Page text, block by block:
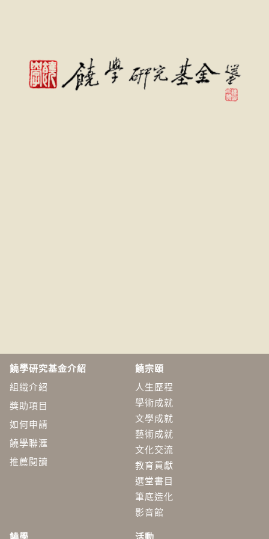
饒學研究基金介紹
組織介紹
獎助項目
如何申請
饒學聯滙
推薦閱讀
饒宗頤
人生歷程
學術成就
文學成就
藝術成就
文化交流
教育貢獻
選堂書目
筆底造化
影音館